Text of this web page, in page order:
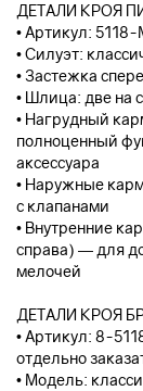
ДЕТАЛИ КРОЯ
• Артикул:
• Силуэт:
• Застежка
• Шлица: две на
• Нагрудный
полноценный
аксессуара
• Наружные
с клапанами
• Внутренние
справа) — для
мелочей
ДЕТАЛИ КРОЯ
• Артикул: 8-
отдельно
• Модель: